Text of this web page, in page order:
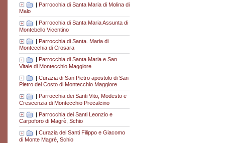
| Parrocchia di Santa Maria di Molina di
Malo
| Parrocchia di Santa Maria Assunta di
Montebello Vicentino
| Parrocchia di Santa. Maria di
Montecchia di Crosara
| Parrocchia di Santa Maria e San
Vitale di Montecchio Maggiore
| Curazia di San Pietro apostolo di San
Pietro del Costo di Montecchio Maggiore
Parrocchia dei Santi Vito, Modesto e
Crescenzia di Montecchio Precalcino
| Parrocchia dei Santi Leonzio e
Carpoforo di Magrè, Schio
Curazia dei Santi Filippo e Giacomo
di Monte Magrè, Schio